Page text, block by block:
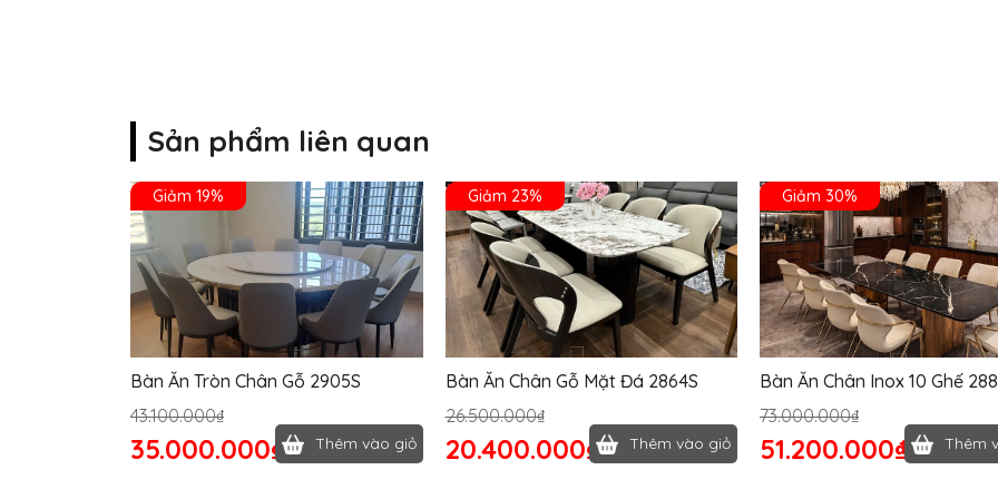
Sản phẩm liên quan
Giảm 19%
Bàn Ăn Tròn Chân Gỗ 2905S
43.100.000₫
35.000.000₫ Thêm vào giỏ
Giảm 23%
Bàn Ăn Chân Gỗ Mặt Đá 2864S
26.500.000₫
20.400.000₫ Thêm vào giỏ
Giảm 30%
Bàn Ăn Chân Inox 10 Ghế
73.000.000₫
51.200.000₫ Thêm